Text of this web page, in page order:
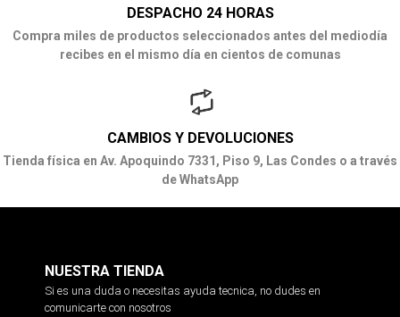
DESPACHO 24 HORAS
Compra miles de productos seleccionados antes del mediodía
recibes en el mismo día en cientos de comunas
CAMBIOS Y DEVOLUCIONES
Tienda física en Av. Apoquindo 7331, Piso 9, Las Condes o a través
de WhatsApp
NUESTRA TIENDA
Si es una duda o necesitas ayuda tecnica, no dudes en
comunicarte con nosotros